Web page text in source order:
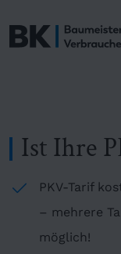
Ist Ihre
PKV-Tarif
– mehrere
möglich!